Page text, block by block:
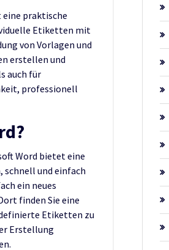
praktische
Etiketten mit
von Vorlagen und
erstellen und
auch für
professionell
Word bietet eine
und einfach
ein neues
finden Sie eine
Etiketten zu
Erstellung